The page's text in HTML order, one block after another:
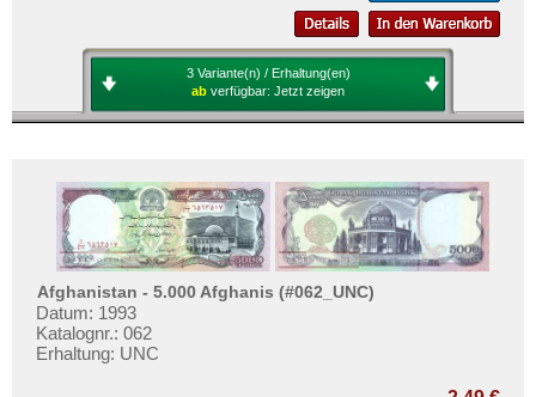
3 Variante(n) / Erhaltung(en)
ab verfügbar: Jetzt zeigen
Afghanistan - 5.000 Afghanis (#062_UNC)
Datum: 1993
Katalognr.: 062
Erhaltung: UNC